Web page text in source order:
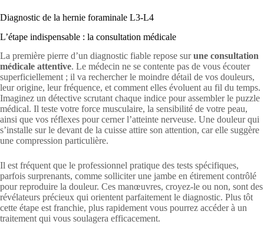
Diagnostic de la hernie foraminale L3-L4
L’étape indispensable : la consultation médicale
La première pierre d’un diagnostic fiable repose surune consultation
médicale attentive. Le médecin ne se contente pas de vous écouter
superficiellement ; il va rechercher le moindre détail de vos douleurs,
leur origine, leur fréquence, et comment elles évoluent au fil du temps.
Imaginez un détective scrutant chaque indice pour assembler le puzzle
médical. Il teste votre force musculaire, la sensibilité de votre peau,
ainsi que vos réflexes pour cerner l’atteinte nerveuse. Une douleur qui
s’installe sur le devant de la cuisse attire son attention, car elle suggère
une compression particulière.
Il est fréquent que le professionnel pratique des tests spécifiques,
parfois surprenants, comme solliciter une jambe en étirement contrôlé
pour reproduire la douleur. Ces manœuvres, croyez-le ou non, sont des
révélateurs précieux qui orientent parfaitement le diagnostic. Plus tôt
cette étape est franchie, plus rapidement vous pourrez accéder à un
traitement qui vous soulagera efficacement.